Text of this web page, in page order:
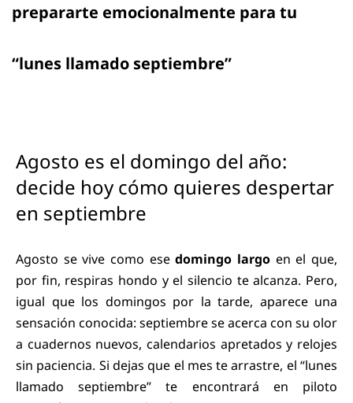
prepararte emocionalmente para tu
“lunes llamado septiembre”
Agosto es el domingo del año:
decide hoy cómo quieres despertar
en septiembre
Agosto se vive como esedomingo largo en el que,
por fin, respiras hondo y el silencio te alcanza. Pero,
igual que los domingos por la tarde, aparece una
sensación conocida: septiembre se acerca con su olor
a cuadernos nuevos, calendarios apretados y relojes
sin paciencia. Si dejas que el mes te arrastre, el “lunes
llamado septiembre” te encontrará en piloto